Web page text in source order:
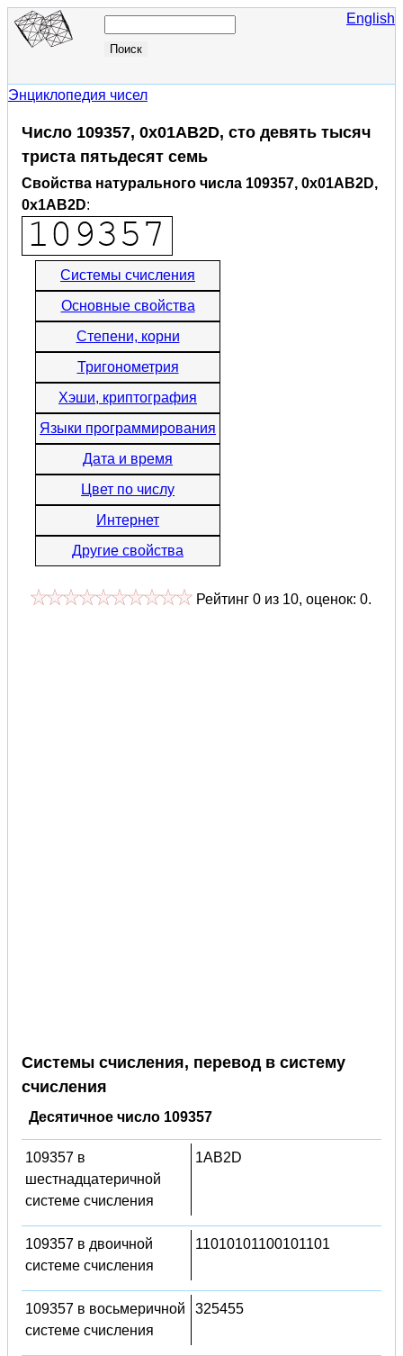
English
Энциклопедия чисел
Число 109357, 0x01AB2D, сто девять тысяч
триста пятьдесят семь
Свойства натурального числа 109357, 0x01AB2D,
0x1AB2D:
Системы счисления
Основные свойства
Степени, корни
Тригонометрия
Хэши, криптография
Языки программирования
Дата и время
Цвет по числу
Интернет
Другие свойства
Рейтинг 0 из 10, оценок: 0.
Системы счисления, перевод в систему
счисления
Десятичное число 109357
109357 в
шестнадцатеричной
системе счисления
1AB2D
109357 в двоичной
системе счисления
11010101100101101
109357 в восьмеричной
системе счисления
325455